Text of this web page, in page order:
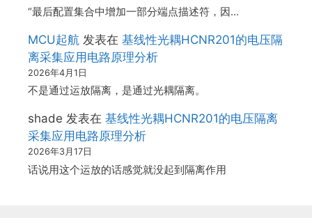
“最后配置集合中增加一部分端点描述符，因…
MCU起航 发表在 基线性光耦HCNR201的电压隔
离采集应用电路原理分析
2026年4月1日
不是通过运放隔离，是通过光耦隔离。
shade 发表在 基线性光耦HCNR201的电压隔离
采集应用电路原理分析
2026年3月17日
话说用这个运放的话感觉就没起到隔离作用